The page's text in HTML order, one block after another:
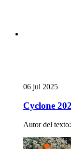
06 jul 2025
Cyclone
Autor del texto: